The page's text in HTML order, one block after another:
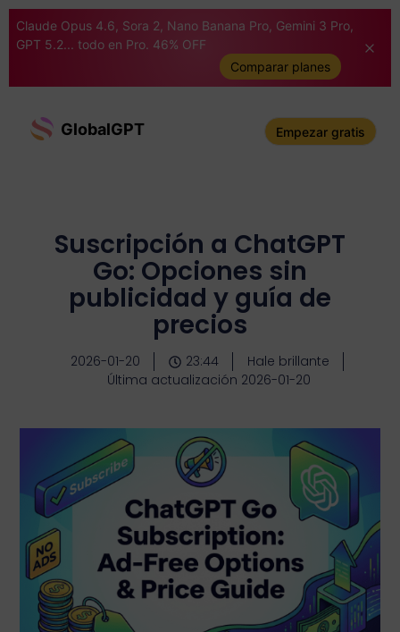
Claude Opus 4.6, Sora 2, Nano Banana Pro, Gemini 3 Pro,
GPT 5.2... todo en Pro. 46% OFF
Comparar planes
GlobalGPT Empezar gratis
Suscripción a ChatGPT
Go: Opciones sin
publicidad y guía de
precios
2026-01-20 23:44
Hale brillante
Última actualización 2026-01-20